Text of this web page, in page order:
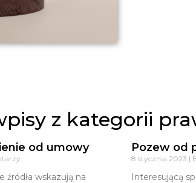
z kategorii
od umowy
wskazują na
Pozew od
8 stycznia 2023
Interesującą